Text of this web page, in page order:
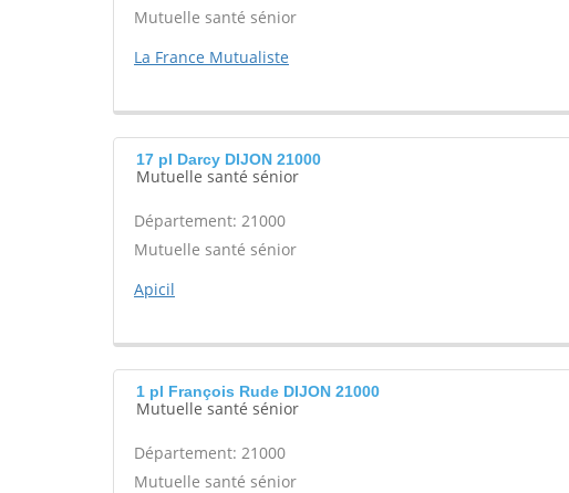
Mutuelle santé sénior
La France Mutualiste
17 pl Darcy DIJON 21000
Mutuelle santé sénior
Département: 21000
Mutuelle santé sénior
Apicil
1 pl François Rude DIJON 21000
Mutuelle santé sénior
Département: 21000
Mutuelle santé sénior